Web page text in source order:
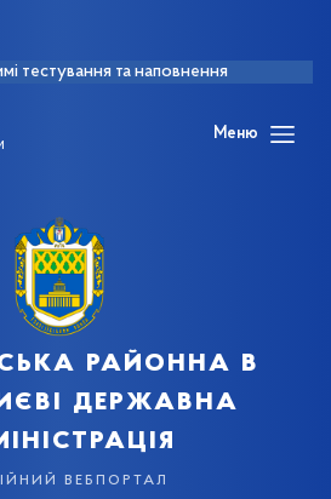
тестування та наповнення
Меню
районна в
державна
вебпортал